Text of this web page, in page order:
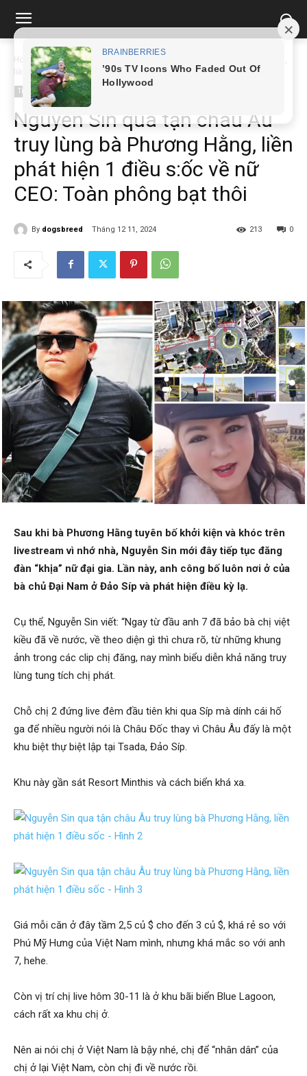
Home Tin tức
Nguyễn Sin qua tận châu Âu truy lùng bà Phương Hằng,
liền...
Tin tức
Nguyễn Sin qua tận châu Âu
truy lùng bà Phương Hằng, liền
phát hiện 1 điều s:ốc về nữ
CEO: Toàn phông bạt thôi
By dogsbreed Tháng 12 11, 2024 0
213
Sau khi bà Phương Hằng tuyên bố khởi kiện và khóc trên
livestream vì nhớ nhà, Nguyễn Sin mới đây tiếp tục đăng
đàn “khịa” nữ đại gia. Lần này, anh công bố luôn nơi ở của
bà chủ Đại Nam ở Đảo Síp và phát hiện điều kỳ lạ.
Cụ thể, Nguyễn Sin viết: “Ngay từ đầu anh 7 đã bảo bà chị việt
kiều đã về nước, về theo diện gì thì chưa rõ, từ những khung
ảnh trong các clip chị đăng, nay mình biểu diễn khả năng truy
lùng tung tích chị phát.
Chỗ chị 2 đứng live đêm đầu tiên khi qua Síp mà dính cái hố
ga để nhiều người nói là Châu Đốc thay vì Châu Âu đấy là một
khu biệt thự biệt lập tại Tsada, Đảo Síp.
Khu này gần sát Resort Minthis và cách biển khá xa.
Giá mỗi căn ở đây tầm 2,5 củ $ cho đến 3 củ $, khá rẻ so với
Phú Mỹ Hưng của Việt Nam mình, nhưng khá mắc so với anh
7, hehe.
Còn vị trí chị live hôm 30-11 là ở khu bãi biển Blue Lagoon,
cách rất xa khu chị ở.
Nên ai nói chị ở Việt Nam là bậy nhé, chị để “nhân dân” của
chị ở lại Việt Nam, còn chị đi về nước rồi.